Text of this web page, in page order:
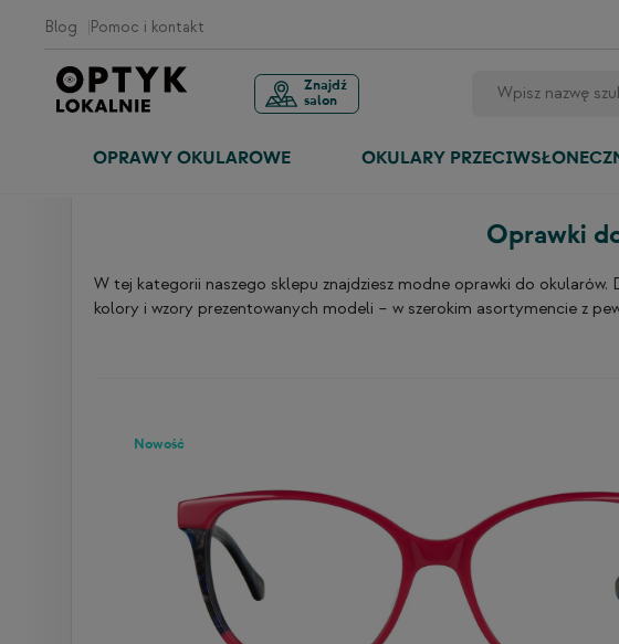
Blog Pomoc i kontakt
Znajdź
salon
OPRAWY OKULAROWE OKULARY
Oprawki
W tej kategorii naszego sklepu znajdziesz modne oprawki do
kolory i wzory prezentowanych modeli – w szerokim asortymencie z
Nowość